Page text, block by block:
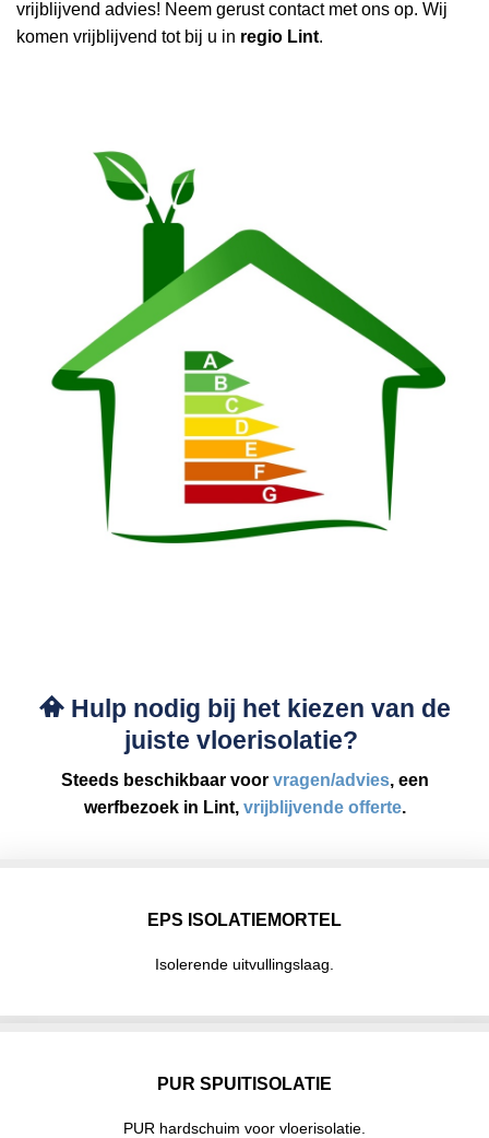
vrijblijvend advies! Neem gerust contact met ons op. Wij
komen vrijblijvend tot bij u in regio Lint.
Hulp nodig bij het kiezen van de
juiste vloerisolatie?
Steeds beschikbaar voor vragen/advies, een
werfbezoek in Lint, vrijblijvende offerte.
EPS ISOLATIEMORTEL
Isolerende uitvullingslaag.
PUR SPUITISOLATIE
PUR hardschuim voor vloerisolatie.